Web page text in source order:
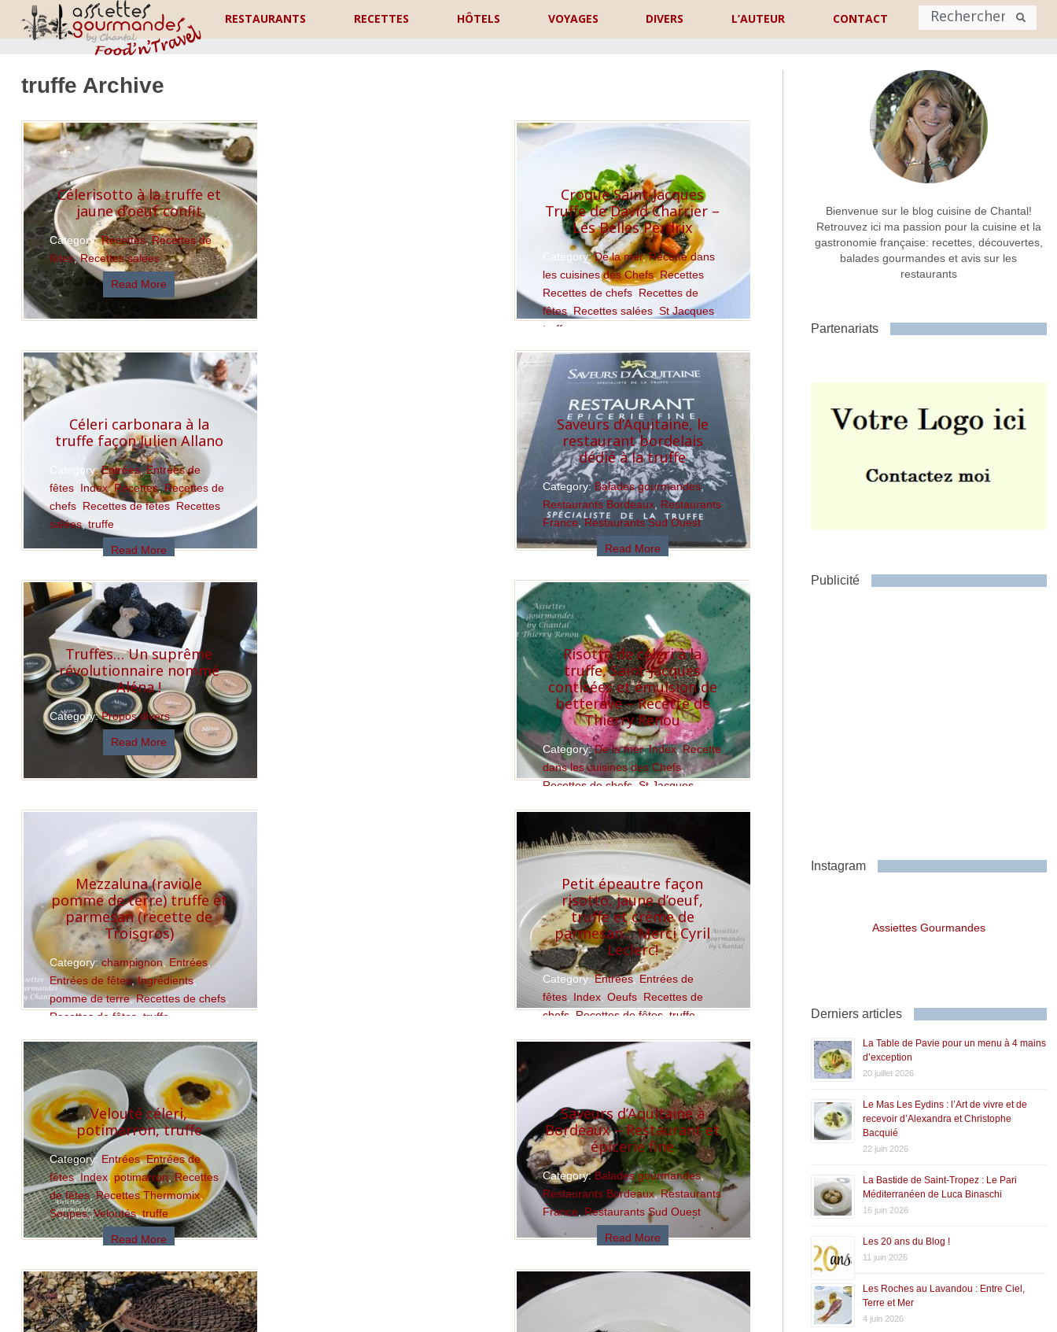
RESTAURANTS RECETTES HÔTELS VOYAGES DIVERS L’AUTEUR CONTACT
Prénom Nom
Commentaire ou message *
truffe Archive
Célerisotto à la truffe et
jaune d’oeuf confit
Category:Recettes,Recettes de
fêtes,Recettes salées
Read More
Croque Saint-Jacques
Truffe de David Charrier –
Les Belles Perdrix
Category:De la mer,Recette dans
les cuisines des Chefs,Recettes
Recettes de chefs Recettes de
fêtes, Recettes salées ,St Jacques
truffe
Read More
Céleri carbonara à la
truffe façon Julien Allano
Category:Entrées,Entrées de
fêtes, Index,Recettes,Recettes de
chefs, Recettes de fêtes,Recettes
salées,truffe
Read More
Saveurs d’Aquitaine, le
restaurant bordelais
dédié à la truffe
Category:Balades gourmandes,
Restaurants Bordeaux Restaurants
France,Restaurants Sud Ouest
Read More
Truffes… Un suprême
révolutionnaire nommé
Aléna !
Category:Propos divers
Read More
Risotto de céleri à la
truffe, Saint-Jacques
contisées et émulsion de
betterave – Recette de
Thierry Renou
Category:De la mer,Index,Recette
dans les cuisines des Chefs,
Recettes de chefs,St Jacques,
Read More
Mezzaluna (raviole
pomme de terre) truffe et
parmesan (recette de
Troisgros)
Category:champignon,Entrées,
Entrées de fêtes,Ingrédients,
pomme de terre,Recettes de chefs,
Recettes de fêtes truffe
Read More
Petit épeautre façon
risotto, jaune d’oeuf,
truffe et crème de
parmesan… Merci Cyril
Leclerc!
Category:Entrées,Entrées de
fêtes Index ,Oeufs Recettes de
chefs,Recettes de fêtes,truffe
Read More
Velouté céleri,
potimarron, truffe
Category: Entrées,Entrées de
fêtes,Index,potimarron,Recettes
de fêtes,Recettes Thermomix,
Soupes, Veloutés,truffe
Read More
Saveurs d’Aquitaine à
Bordeaux – Restaurant et
épicerie fine
Category:Balades gourmandes,
Restaurants Bordeaux,Restaurants
France
Restaurants Sud Ouest
Read More
Bienvenue sur le blog cuisine de Chantal!
Retrouvez ici ma passion pour la cuisine et la
gastronomie française: recettes, découvertes,
balades gourmandes et avis sur les
restaurants
Partenariats
Publicité
Instagram
Assiettes Gourmandes
Derniers articles
La Table de Pavie pour un menu à 4 mains
d’exception
20 juillet 2026
Le Mas Les Eydins : l’Art de vivre et de
recevoir d’Alexandra et Christophe
Bacquié
22 juin 2026
La Bastide de Saint-Tropez : Le Pari
Méditerranéen de Luca Binaschi
16 juin 2026
Les 20 ans du Blog !
11 juin 2026
Les Roches au Lavandou : Entre Ciel,
Terre et Mer
4 juin 2026